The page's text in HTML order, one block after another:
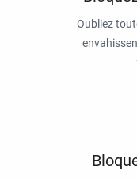
Oubliez